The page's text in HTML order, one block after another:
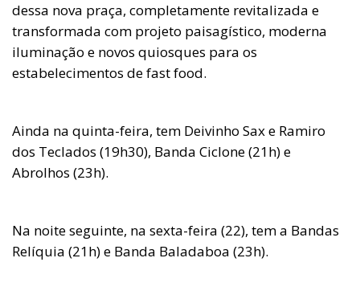
dessa nova praça, completamente revitalizada e
transformada com projeto paisagístico, moderna
iluminação e novos quiosques para os
estabelecimentos de fast food.
Ainda na quinta-feira, tem Deivinho Sax e Ramiro
dos Teclados (19h30), Banda Ciclone (21h) e
Abrolhos (23h).
Na noite seguinte, na sexta-feira (22), tem a Bandas
Relíquia (21h) e Banda Baladaboa (23h).